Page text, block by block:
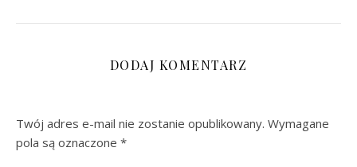
DODAJ KOMENTARZ
Twój adres e-mail nie zostanie opublikowany. Wymagane
pola są oznaczone *